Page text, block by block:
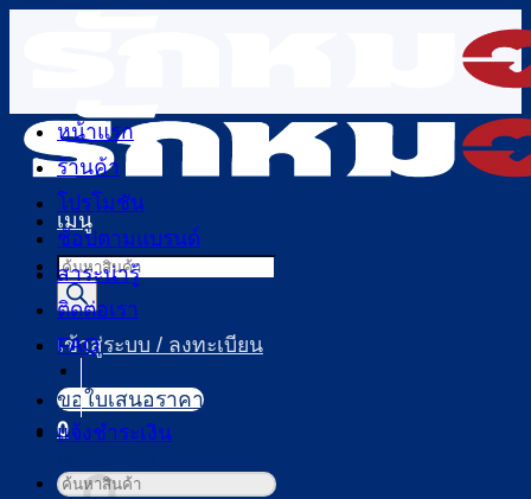
เนื้อหา
เมนู
Products
search
เข้าสู่ระบบ / ลงทะเบียน
0
หน้าแรก
ร้านค้า
โปรโมชัน
ช้อปตามแบรนด์
สาระน่ารู้
ติดต่อเรา
FAQ
ขอใบเสนอราคา
แจ้งชำระเงิน
ค้นหา: